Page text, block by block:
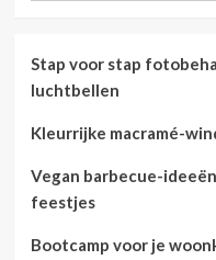
Stap voor stap
luchtbellen
Kleurrijke macramé-
Vegan barbecue-
feestjes
Bootcamp voor je